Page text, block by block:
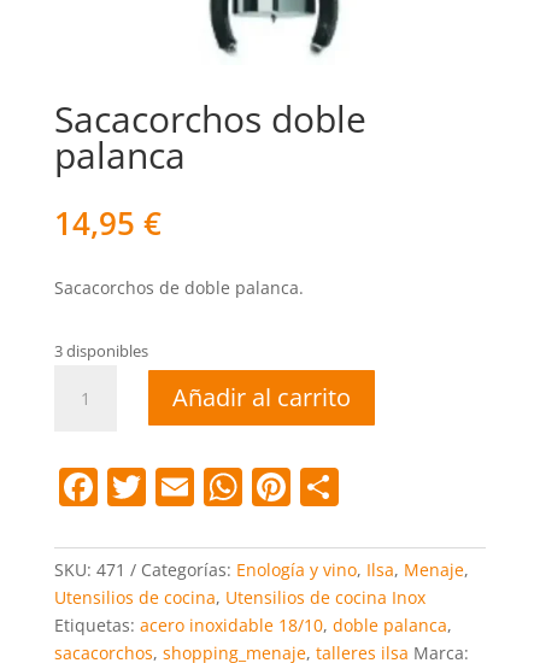
Sacacorchos doble
palanca
14,95 €
Sacacorchos de doble palanca.
3 disponibles
Sacacorchos
doble
Añadir al carrito
F
c
e
b
T
itt
er
E
ai
l
W
at
s
A
Pi
er
e
st
C
m
p
ar
SKU: 471 Categorías: Enología y vino, Ilsa, Menaje,
Utensilios de cocina, Utensilios de cocina Inox
Etiquetas: acero inoxidable 18/10, doble palanca,
sacacorchos, shopping_menaje, talleres ilsa Marca: